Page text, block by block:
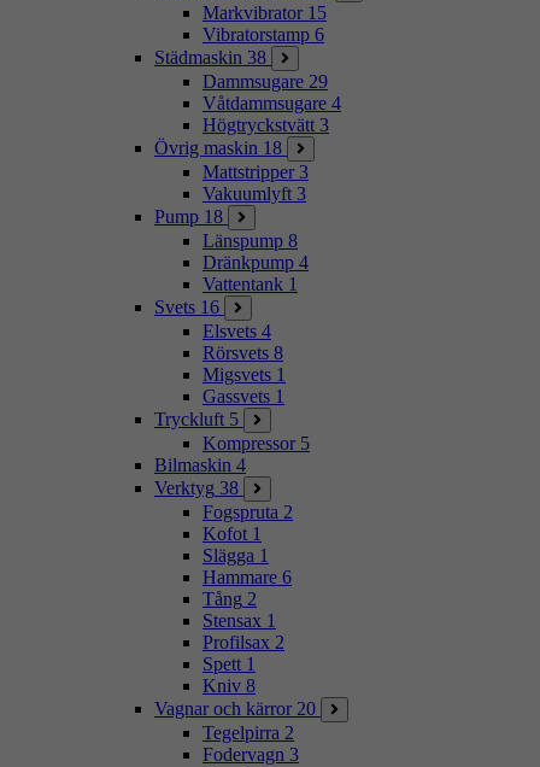
Markvibrator 15
Vibratorstamp 6
Städmaskin 38
Dammsugare 29
Våtdammsugare 4
Högtryckstvätt 3
Övrig maskin 18
Mattstripper 3
Vakuumlyft 3
Pump 18
Länspump 8
Dränkpump 4
Vattentank 1
Svets 16
Elsvets 4
Rörsvets 8
Migsvets 1
Gassvets 1
Tryckluft 5
Kompressor 5
Bilmaskin 4
Verktyg 38
Fogspruta 2
Kofot 1
Slägga 1
Hammare 6
Tång 2
Stensax 1
Profilsax 2
Spett 1
Kniv 8
Vagnar och kärror 20
Tegelpirra 2
Fodervagn 3